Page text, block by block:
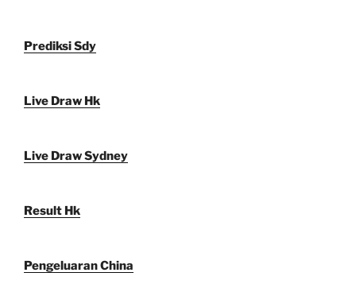
Prediksi Sdy
Live Draw Hk
Live Draw Sydney
Result Hk
Pengeluaran China